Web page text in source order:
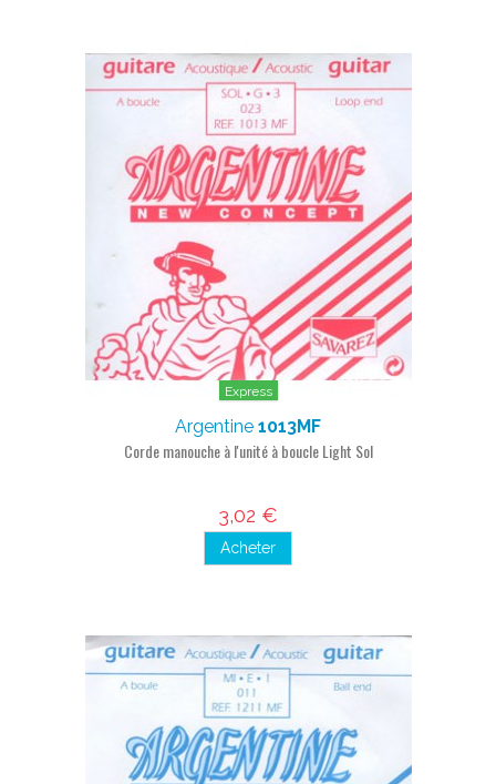
Express
Argentine 1013MF
Corde manouche à l'unité à boucle Light Sol
3,02 €
Acheter